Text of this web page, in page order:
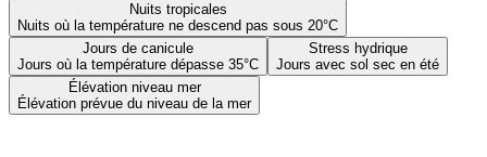
Nuits tropicales
Nuits où la température ne descend pas sous 20°C
Jours de canicule
Jours où la température dépasse 35°C
Stress hydrique
Jours avec sol sec en été
Élévation niveau mer
Élévation prévue du niveau de la mer